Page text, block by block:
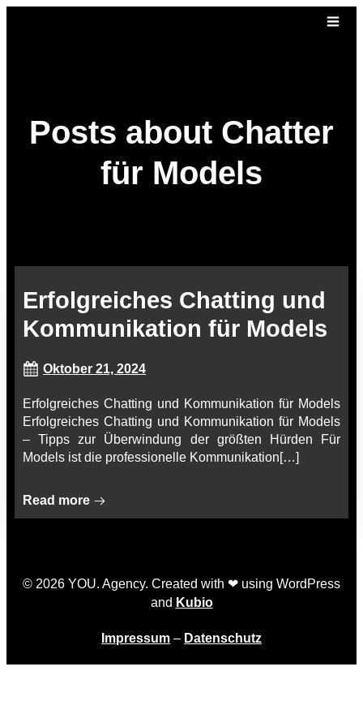
Posts about Chatter
für Models
Erfolgreiches Chatting und
Kommunikation für Models
Oktober 21, 2024
Erfolgreiches Chatting und Kommunikation für Models
Erfolgreiches Chatting und Kommunikation für Models
– Tipps zur Überwindung der größten Hürden Für
Models ist die professionelle Kommunikation[…]
Read more
© 2026 YOU. Agency. Created with ❤ using WordPress
and Kubio
Impressum – Datenschutz